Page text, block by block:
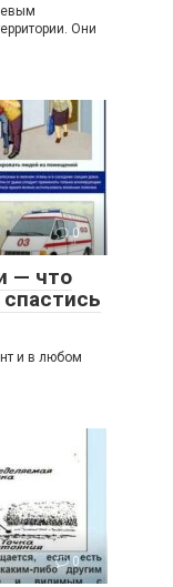
Они
0
— что
и в любом
0